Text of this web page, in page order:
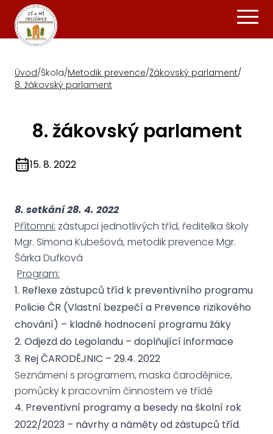
Úvod/Škola/Metodik prevence/Žákovský parlament/
8. žákovský parlament
8. žákovský parlament
15. 8. 2022
8. setkání 28. 4. 2022
Přítomni: zástupci jednotlivých tříd, ředitelka školy
Mgr. Simona Kubešová, metodik prevence Mgr.
Šárka Dufková
Program:
1. Reflexe zástupců tříd k preventivního programu
Policie ČR (Vlastní bezpečí a Prevence rizikového
chování) – kladné hodnocení programu žáky
2. Odjezd do Legolandu – doplňující informace
3. Rej ČARODĚJNIC – 29.4. 2022
Seznámení s programem, maska čarodějnice,
pomůcky k pracovním činnostem ve třídě
4. Preventivní programy a besedy na školní rok
2022/2023 – návrhy a náměty od zástupců tříd.